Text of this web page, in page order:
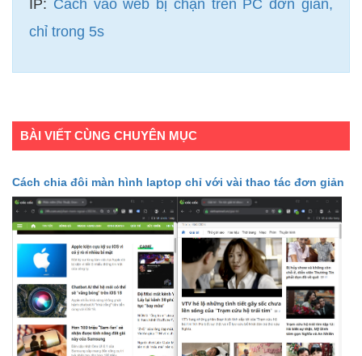
IP: Cách vào web bị chặn trên PC đơn giản,
chỉ trong 5s
BÀI VIẾT CÙNG CHUYÊN MỤC
Cách chia đôi màn hình laptop chỉ với vài thao tác đơn giản